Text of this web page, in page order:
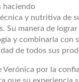
haciendo
y nutritiva de
Su manera de
y combinarla con
de todos sus
Verónica por la